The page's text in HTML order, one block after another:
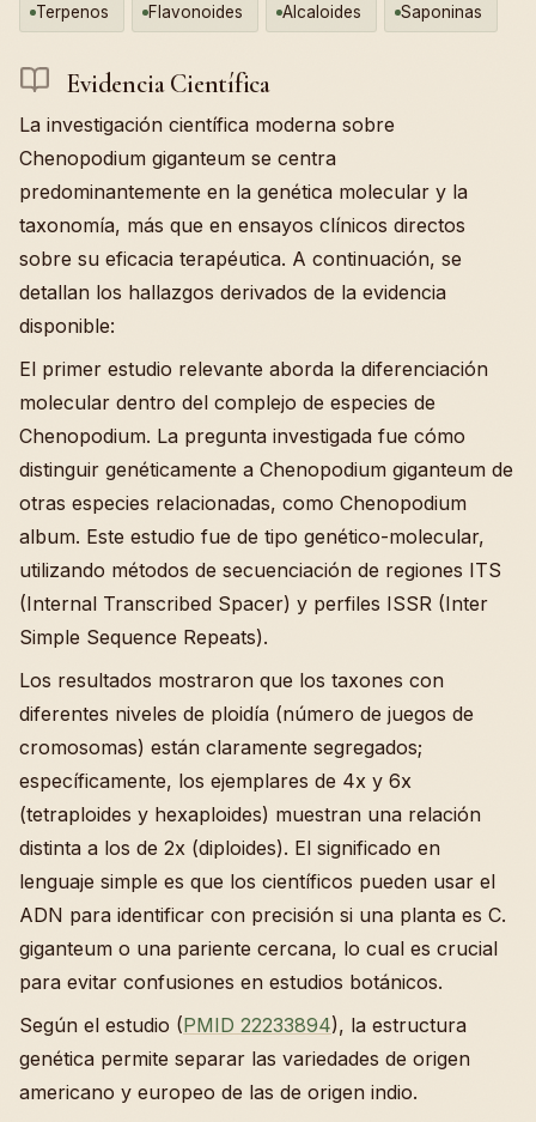
Terpenos Flavonoides Alcaloides Saponinas
Evidencia Científica
La investigación científica moderna sobre
Chenopodium giganteum se centra
predominantemente en la genética molecular y la
taxonomía, más que en ensayos clínicos directos
sobre su eficacia terapéutica. A continuación, se
detallan los hallazgos derivados de la evidencia
disponible:
El primer estudio relevante aborda la diferenciación
molecular dentro del complejo de especies de
Chenopodium. La pregunta investigada fue cómo
distinguir genéticamente a Chenopodium giganteum de
otras especies relacionadas, como Chenopodium
album. Este estudio fue de tipo genético-molecular,
utilizando métodos de secuenciación de regiones ITS
(Internal Transcribed Spacer) y perfiles ISSR (Inter
Simple Sequence Repeats).
Los resultados mostraron que los taxones con
diferentes niveles de ploidía (número de juegos de
cromosomas) están claramente segregados;
específicamente, los ejemplares de 4x y 6x
(tetraploides y hexaploides) muestran una relación
distinta a los de 2x (diploides). El significado en
lenguaje simple es que los científicos pueden usar el
ADN para identificar con precisión si una planta es C.
giganteum o una pariente cercana, lo cual es crucial
para evitar confusiones en estudios botánicos.
Según el estudio (PMID 22233894), la estructura
genética permite separar las variedades de origen
americano y europeo de las de origen indio.